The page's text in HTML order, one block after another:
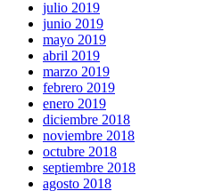
julio 2019
junio 2019
mayo 2019
abril 2019
marzo 2019
febrero 2019
enero 2019
diciembre 2018
noviembre 2018
octubre 2018
septiembre 2018
agosto 2018